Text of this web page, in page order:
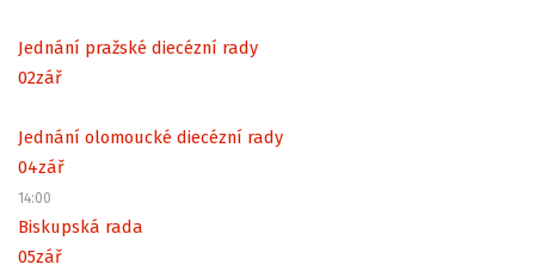
Jednání pražské diecézní rady
02zář
Jednání olomoucké diecézní rady
04zář
14:00
Biskupská rada
05zář